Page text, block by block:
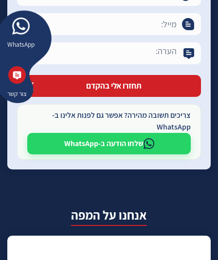
WhatsApp
צור קשר
צריכים תשובה מהירה? אפשר גם לפנות אלינו ב-
WhatsApp
שלחו הודעה ב-WhatsApp
אנחנו על המפה